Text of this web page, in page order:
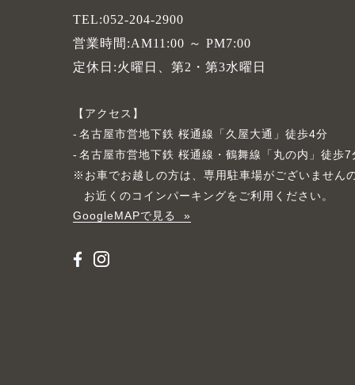
TEL:052-204-2900
営業時間:AM11:00 ～ PM7:00
定休日:火曜日、第2・第3水曜日
アクセス
名古屋市営地下鉄 桜通線「久屋大通」徒歩4分
名古屋市営地下鉄 桜通線・鶴舞線「丸の内」徒歩7
※お車でお越しの方は、専用駐車場がございません
お近くのコインパーキングをご利用ください。
GoogleMAPで見る